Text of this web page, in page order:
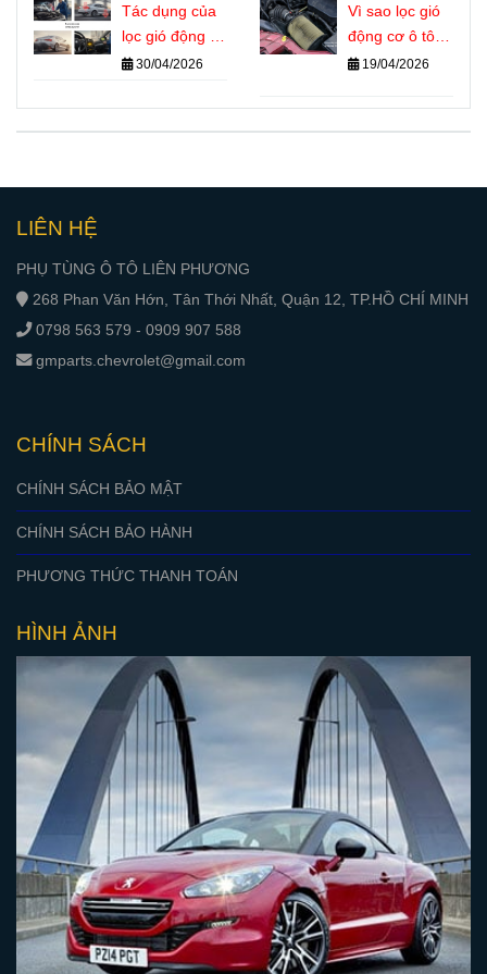
Tác dụng của
lọc gió động cơ
ô tô đối với
tuổi thọ máy
30/04/2026
Vì sao lọc gió
động cơ ô tô
bẩn làm xe
19/04/2026
LIÊN HỆ
PHỤ TÙNG Ô TÔ LIÊN PHƯƠNG
268 Phan Văn Hớn, Tân Thới Nhất, Quận 12, TP.HỒ CHÍ MINH
0798 563 579 - 0909 907 588
gmparts.chevrolet@gmail.com
CHÍNH SÁCH
CHÍNH SÁCH BẢO MẬT
CHÍNH SÁCH BẢO HÀNH
PHƯƠNG THỨC THANH TOÁN
HÌNH ẢNH